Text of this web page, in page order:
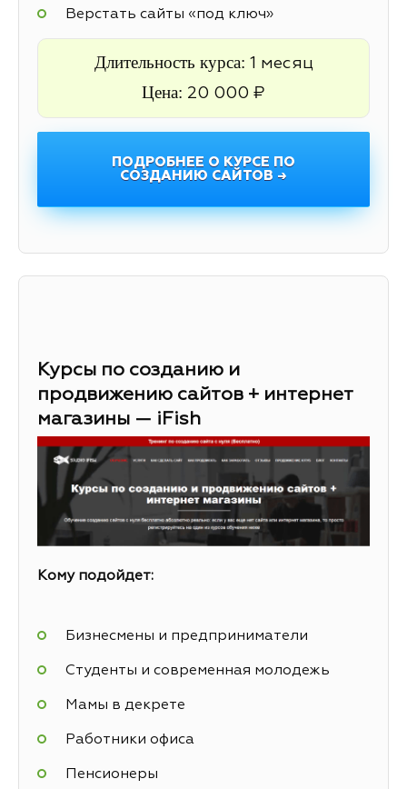
Верстать сайты «под ключ»
Длительность курса: 1 месяц
Цена: 20 000 ₽
ПОДРОБНЕЕ О КУРСЕ ПО
СОЗДАНИЮ САЙТОВ →
Курсы по созданию и
продвижению сайтов + интернет
магазины — iFish
Кому подойдет:
Бизнесмены и предприниматели
Студенты и современная молодежь
Мамы в декрете
Работники офиса
Пенсионеры